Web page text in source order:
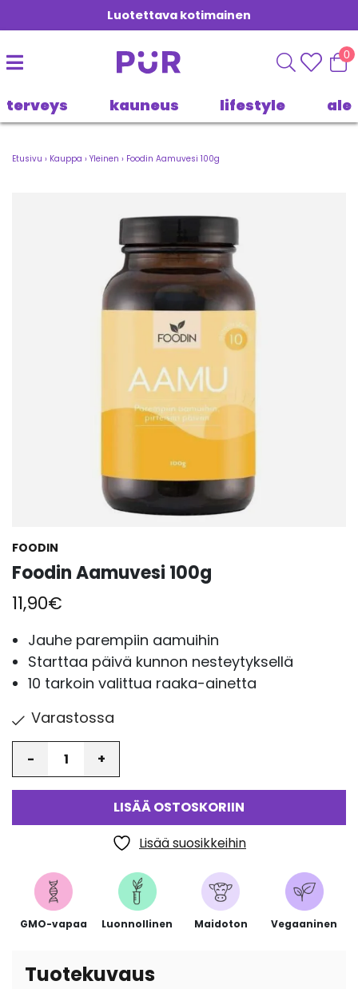
Luotettava kotimainen
0
terveys kauneus lifestyle ale
Etusivu › Kauppa › Yleinen › Foodin Aamuvesi 100g
FOODIN
Foodin Aamuvesi 100g
11,90€
Jauhe parempiin aamuihin
Starttaa päivä kunnon nesteytyksellä
10 tarkoin valittua raaka-ainetta
Varastossa
LISÄÄ OSTOSKORIIN
Lisää suosikkeihin
GMO-vapaa Luonnollinen Maidoton Vegaaninen
Tuotekuvaus